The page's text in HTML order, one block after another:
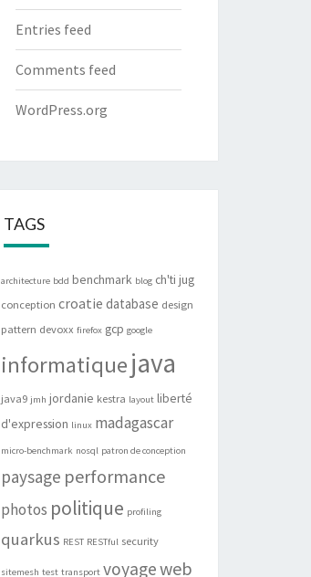
Entries feed
Comments feed
WordPress.org
TAGS
architecture bdd benchmark blog ch'ti jug
conception croatie database design
pattern devoxx firefox gcp google
informatiquejava
java9 jmh jordanie kestra layout liberté
d'expression linux madagascar
micro-benchmark nosql patron de conception
paysage performance
photos politique profiling
quarkus REST RESTful security
sitemesh test transport voyageweb